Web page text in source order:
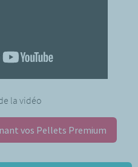
la vidéo
vos Pellets Premium